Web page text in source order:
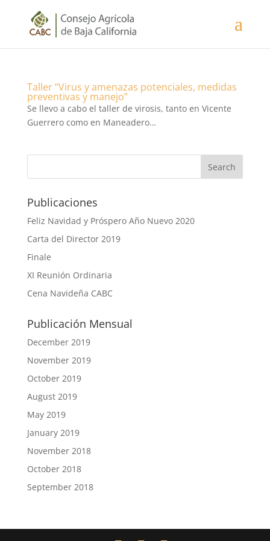
Taller “Virus y amenazas potenciales, medidas
preventivas y manejo”
Se llevo a cabo el taller de virosis, tanto en Vicente
Guerrero como en Maneadero…
Publicaciones
Feliz Navidad y Próspero Año Nuevo 2020
Carta del Director 2019
Finale
XI Reunión Ordinaria
Cena Navideña CABC
Publicación Mensual
December 2019
November 2019
October 2019
August 2019
May 2019
January 2019
November 2018
October 2018
September 2018